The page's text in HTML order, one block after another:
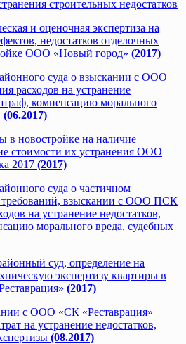
строительных недостатков
и оценочная экспертиза на
недостатков отделочных
ООО «Новый город» (2017)
суда о взыскании с ООО
расходов на устранение
компенсацию морального
(06.2017)
в новостройке на наличие
стоимости их устранения ООО
2017 (2017)
суда о частичном
требований, взыскании с ООО ПСК
на устранение недостатков,
морального вреда, судебных
суд, определение на
экспертизу квартиры в
(2017)
с ООО «СК «Реставрация»
на устранение недостатков,
(08.2017)